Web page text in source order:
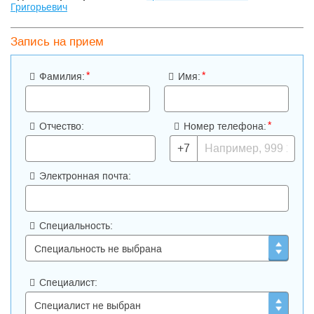
самыми низкими, но Вы наверняка будете удовлетворены
спектром и качеством услуг, полученными за Ваши деньги.
Григорьевич
Запись на прием
Фамилия:* Имя:*
Отчество: Номер телефона:*
+7
Электронная почта:
Специальность:
Специалист: